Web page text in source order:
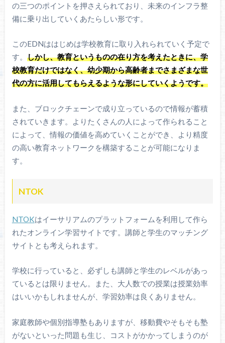
の三つのポイントを押さえられており、未来のインフラ整
備に乗り出していくあたらしい形です。
このEDNははじめは学校教育に取り入れられていく予定で
す。 しかし、教育というものの在り方を考えたときに、学
校教育だけではなく、幼少期から高齢者までさまざまな世
代の方に活用してもらえるような形にしていくようです。
また、ブロックチェーンで成り立っているので情報が蓄積
されていきます。よりたくさんの人によって作られること
によって、情報の価値を高めていくことができ、より精度
の高い教育ネットワークを構築することが可能になりま
す。
NTOK
NTOKはイーサリアムのプラットフォームを利用して作ら
れたオンライン学習サイトです。講師と学生のマッチング
サイトとも考えられます。
学校に行っていると、必ずしも講師と学生のレベルがあっ
ているとは限りません。また、大人数での授業は授業効率
はいいかもしれませんが、学習効率は良くありません。
家庭教師や個別指導塾もありますが、移動費やそもそも塾
がないといった問題も生じ、コストがかかってしまうのが